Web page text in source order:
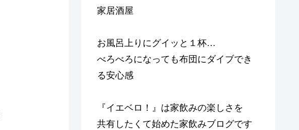
家居酒屋
お風呂上りにグイッと１杯…
べろべろになっても布団にダイブでき
る安心感
『イエベロ！』は家飲みの楽しさを
共有したくて始めた家飲みブログです